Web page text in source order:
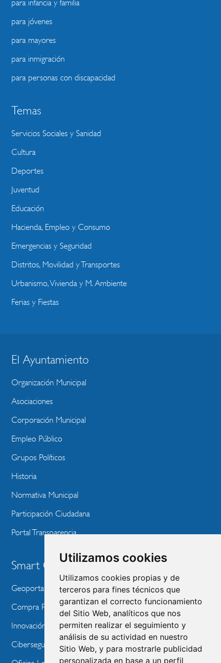
Utilizamos cookies
Utilizamos cookies propias y de
terceros para fines técnicos que
garantizan el correcto funcionamiento
del Sitio Web, analíticos que nos
permiten realizar el seguimiento y
análisis de su actividad en nuestro
Sitio Web, y para mostrarle publicidad
personalizada en base a un perfil
para infancia y familia
para jóvenes
para mayores
para inmigración
para personas con discapacidad
Temas
Servicios Sociales y Sanidad
Cultura
Deportes
Juventud
Educación
Hacienda, Empleo y Consumo
Emergencias y Seguridad
Distritos, Movilidad y Transportes
Urbanismo, Vivienda y M. Ambiente
Ferias y Fiestas
BLOQUE
MENU
WEBSITE
El Ayuntamiento
Organización Municipal
Asociaciones
Corporación Municipal
Empleo Público
Grupos Políticos
Historia
Normativa Municipal
Participación Ciudadana
Portal Transparencia
Smart City
Geoportal
Compra Pública de Innovación
Innovación Tecnológica
Ciberseguridad